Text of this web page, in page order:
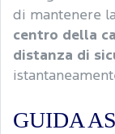
di mantenere la
centro della
distanza di
GUIDA